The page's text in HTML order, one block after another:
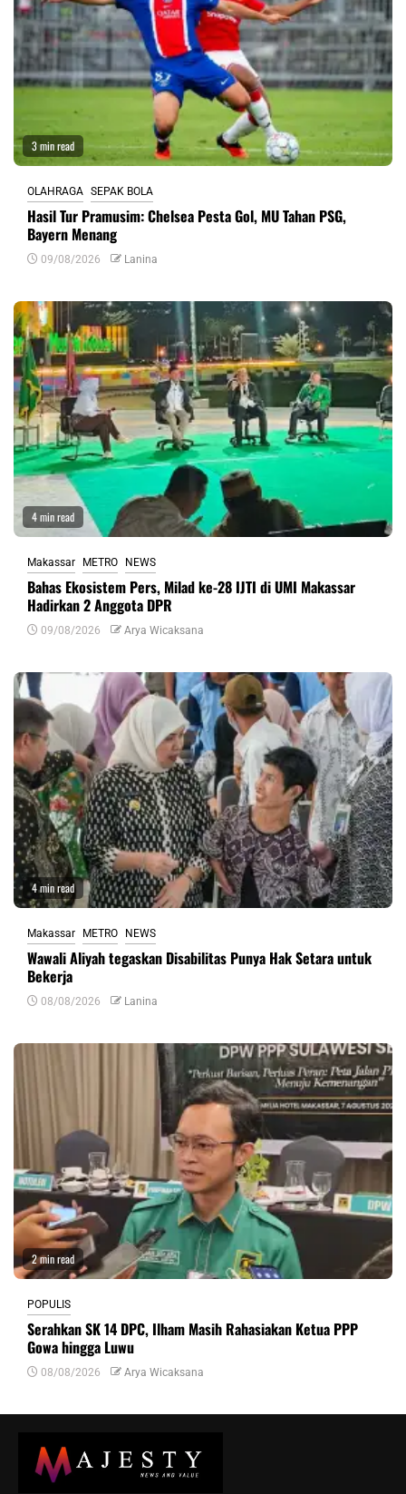
3 min read
OLAHRAGA SEPAK BOLA
Hasil Tur Pramusim: Chelsea Pesta Gol, MU Tahan PSG,
Bayern Menang
09/08/2026 Lanina
4 min read
Makassar METRO NEWS
Bahas Ekosistem Pers, Milad ke-28 IJTI di UMI Makassar
Hadirkan 2 Anggota DPR
09/08/2026 Arya Wicaksana
4 min read
Makassar METRO NEWS
Wawali Aliyah tegaskan Disabilitas Punya Hak Setara untuk
Bekerja
08/08/2026 Lanina
2 min read
POPULIS
Serahkan SK 14 DPC, Ilham Masih Rahasiakan Ketua PPP
Gowa hingga Luwu
08/08/2026 Arya Wicaksana